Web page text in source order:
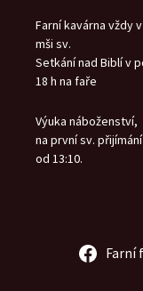
Farní kavárna vždy
mši sv.
Setkání nad Biblí v
18 h na faře
Výuka
na první sv.
od 13:10.
Farní